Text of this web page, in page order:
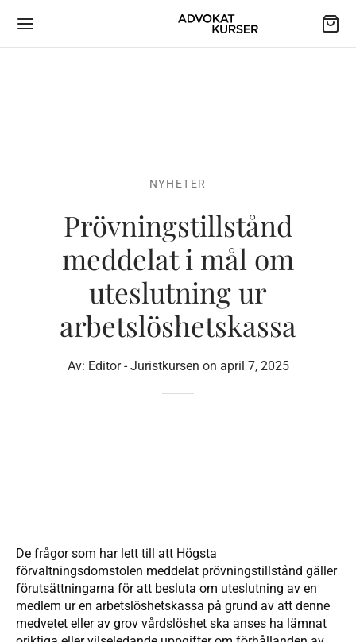
NYHETER
Prövningstillstånd
meddelat i mål om
uteslutning ur
arbetslöshetskassa
Av: Editor - Juristkursen on april 7, 2025
De frågor som har lett till att Högsta
förvaltningsdomstolen meddelat prövningstillstånd gäller
förutsättningarna för att besluta om uteslutning av en
medlem ur en arbetslöshetskassa på grund av att denne
medvetet eller av grov vårdslöshet ska anses ha lämnat